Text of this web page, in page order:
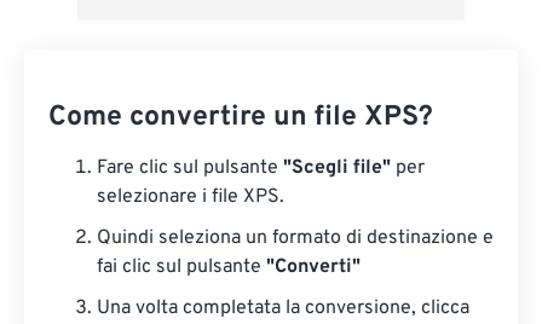
Come convertire un file XPS?
Fare clic sul pulsante "Scegli file" per
selezionare i file XPS.
Quindi seleziona un formato di destinazione e
fai clic sul pulsante "Converti"
Una volta completata la conversione, clicca